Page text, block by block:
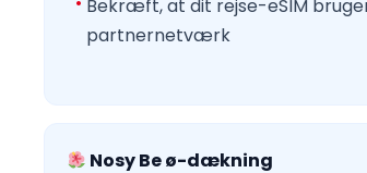
Bekræft, at dit rejse-eSIM
partnernetværk
Nosy Be ø-dækning